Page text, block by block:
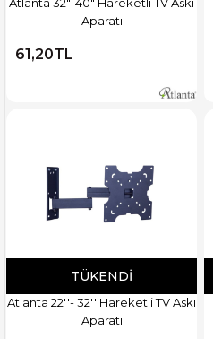
Aparatı
61,20TL
TÜKENDI
Atlanta 22''- 32'' Hareketli TV Askı
Aparatı